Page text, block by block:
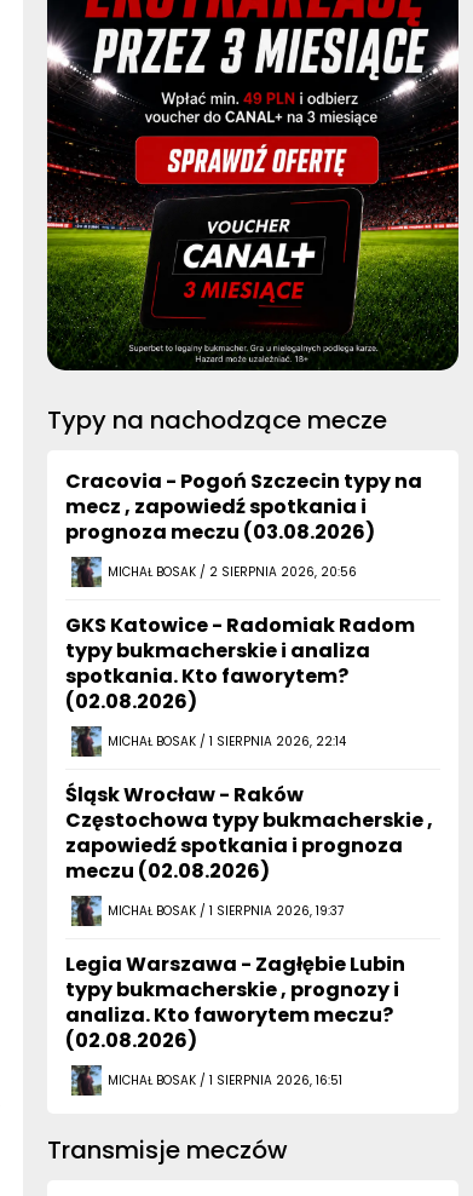
Typy na nachodzące mecze
Cracovia - Pogoń Szczecin typy na
mecz , zapowiedź spotkania i
prognoza meczu (03.08.2026)
MICHAŁ BOSAK / 2 SIERPNIA 2026, 20:56
GKS Katowice - Radomiak Radom
typy bukmacherskie i analiza
spotkania. Kto faworytem?
(02.08.2026)
MICHAŁ BOSAK / 1 SIERPNIA 2026, 22:14
Śląsk Wrocław - Raków
Częstochowa typy bukmacherskie ,
zapowiedź spotkania i prognoza
meczu (02.08.2026)
MICHAŁ BOSAK / 1 SIERPNIA 2026, 19:37
Legia Warszawa - Zagłębie Lubin
typy bukmacherskie , prognozy i
analiza. Kto faworytem meczu?
(02.08.2026)
MICHAŁ BOSAK / 1 SIERPNIA 2026, 16:51
Transmisje meczów